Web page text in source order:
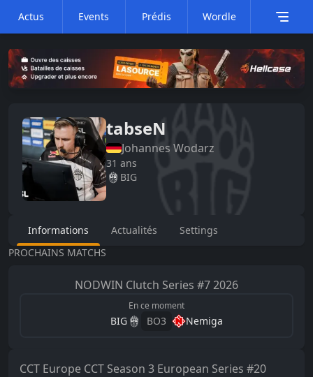
Actus Events Prédis Wordle
tabseN
Johannes Wodarz
31 ans
BIG
Informations Actualités
Settings
PROCHAINS MATCHS
NODWIN Clutch Series #72026
En ce moment
BIG BO3 Nemiga
CCT Europe CCT Season 3 European Series #20